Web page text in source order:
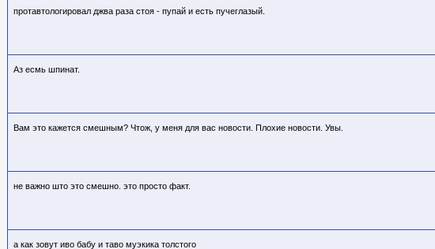
протавтологировал джва раза стоя - пупай и есть пучеглазый.
Аз есмь шпинат.
Вам это кажется смешным? Чтож, у меня для вас новости. Плохие новости. Увы.
не важно што это смешно. это просто факт.
а как зовут иво бабу и таво муэкика толстого